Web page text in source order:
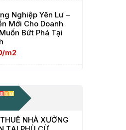
Nghiệp Yên Lư –
Mới Cho Doanh
Bứt Phá Tại
m2
NHÀ XƯỞNG